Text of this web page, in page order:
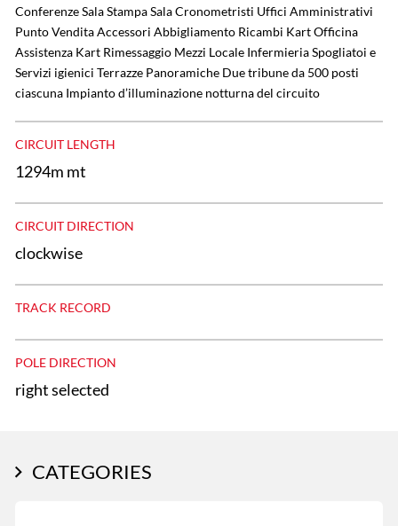
Conferenze Sala Stampa Sala Cronometristi Uffici Amministrativi
Punto Vendita Accessori Abbigliamento Ricambi Kart Officina
Assistenza Kart Rimessaggio Mezzi Locale Infermieria Spogliatoi e
Servizi igienici Terrazze Panoramiche Due tribune da 500 posti
ciascuna Impianto d’illuminazione notturna del circuito
CIRCUIT LENGTH
1294m mt
CIRCUIT DIRECTION
clockwise
TRACK RECORD
POLE DIRECTION
right selected
CATEGORIES